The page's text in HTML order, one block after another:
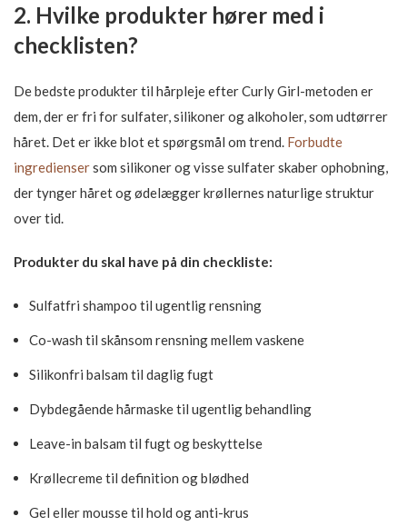
2. Hvilke produkter hører med i
checklisten?
De bedste produkter til hårpleje efter Curly Girl-metoden er
dem, der er fri for sulfater, silikoner og alkoholer, som udtørrer
håret. Det er ikke blot et spørgsmål om trend. Forbudte
ingrediensersom silikoner og visse sulfater skaber ophobning,
der tynger håret og ødelægger krøllernes naturlige struktur
over tid.
Produkter du skal have på din checkliste:
Sulfatfri shampoo til ugentlig rensning
Co-wash til skånsom rensning mellem vaskene
Silikonfri balsam til daglig fugt
Dybdegående hårmaske til ugentlig behandling
Leave-in balsam til fugt og beskyttelse
Krøllecreme til definition og blødhed
Gel eller mousse til hold og anti-krus